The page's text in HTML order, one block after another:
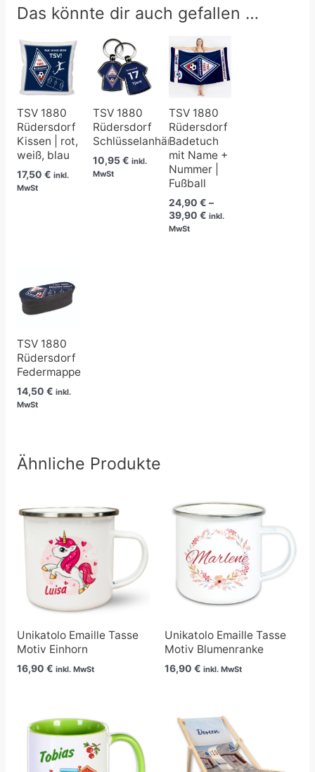
Das könnte dir auch gefallen …
TSV 1880
Rüdersdorf
Kissen | rot,
weiß, blau
17,50 € inkl.
MwSt
TSV 1880
Rüdersdorf
Schlüsselanhänger
10,95€ inkl.
MwSt
TSV 1880
Rüdersdorf
Badetuch
mit Name +
Nummer |
Fußball
24,90€ –
39,90€
24,90 €
bis
39,90 €
inkl.
MwSt
TSV 1880
Rüdersdorf
Federmappe
14,50 € inkl.
MwSt
Ähnliche Produkte
Unikatolo Emaille Tasse
Motiv Einhorn
16,90 € inkl. MwSt
Unikatolo Emaille Tasse
Motiv Blumenranke
16,90 € inkl. MwSt